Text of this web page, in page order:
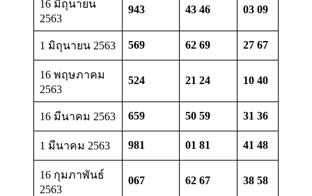
16 มิถุนายน
2563
943 43 46 03 09
1 มิถุนายน 2563 569 62 69 27 67
16 พฤษภาคม
2563
524 21 24 10 40
16 มีนาคม 2563 659 50 59 31 36
1 มีนาคม 2563 981 01 81 41 48
16 กุมภาพันธ์
2563
067 62 67 38 58